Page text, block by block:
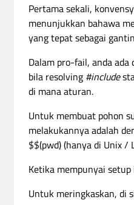
Pertama sekali,
menunjukkan bahawa
yang tepat sebagai
Dalam pro-fail, anda ada
bila resolving #include
di mana aturan.
Untuk membuat pohon
melakukannya adalah
$$(pwd) (hanya di Unix /
Ketika mempunyai setup
Untuk meringkaskan, di